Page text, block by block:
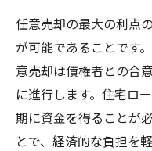
任意売却の最大の利点
が可能であることです
意売却は債権者との合
に進行します。住宅ロ
期に資金を得ることが
とで、経済的な負担を